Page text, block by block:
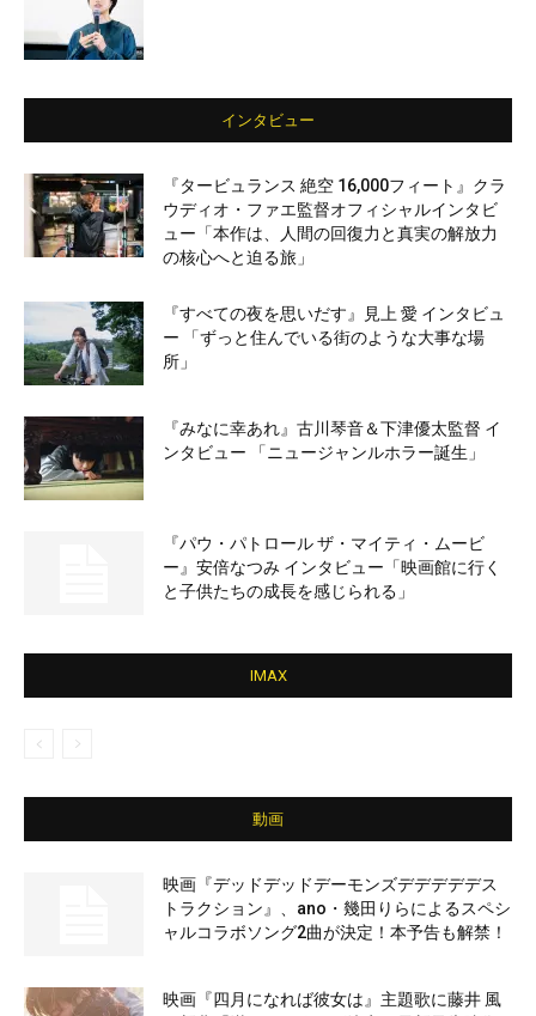
インタビュー
『タービュランス 絶空 16,000フィート』クラ
ウディオ・ファエ監督オフィシャルインタビ
ュー「本作は、人間の回復力と真実の解放力
の核心へと迫る旅」
『すべての夜を思いだす』見上 愛 インタビュ
ー 「ずっと住んでいる街のような大事な場
所」
『みなに幸あれ』古川琴音＆下津優太監督 イ
ンタビュー 「ニュージャンルホラー誕生」
『パウ・パトロール ザ・マイティ・ムービ
ー』安倍なつみ インタビュー「映画館に行く
と子供たちの成長を感じられる」
IMAX
動画
映画『デッドデッドデーモンズデデデデデス
トラクション』、ano・幾田りらによるスペシ
ャルコラボソング2曲が決定！本予告も解禁！
映画『四月になれば彼女は』主題歌に藤井 風